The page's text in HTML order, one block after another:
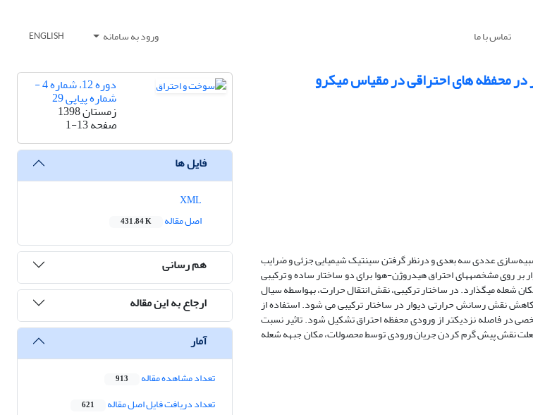
تماس با ما ورود به سامانه ENGLISH
در محفظه های احتراقی در مقیاس میکرو
شبیه‌سازی عددی سه­ بعدی و درنظر گرفتن سینتیک شیمیایی جزئی و ضرایب
بر روی مشخصه­های احتراق هیدروژن-هوا برای دو ساختار ساده و ترکیبی
شعله می­گذارد. در ساختار ترکیبی، نقش انتقال حرارت، به­واسطه سیال
کاهش نقش رسانش حرارتی دیوار در ساختار ترکیبی می­ شود. استفاده از
در فاصله نزدیک­تر از ورودی محفظه احتراق تشکیل شود. تاثیر نسبت
شد که در نسبت انحنای کمتر، به­علت نقش پیش ­گرم­ کردن جریان ورودی توسط محصولات، مکان جبهه شعله
دوره 12، شماره 4 -
شماره پیاپی 29
زمستان 1398
صفحه1-13
فایل ها
اصل مقاله
431.84 K
هم رسانی
ارجاع به این مقاله
آمار
تعداد مشاهده مقاله 913
تعداد دریافت فایل اصل مقاله 621